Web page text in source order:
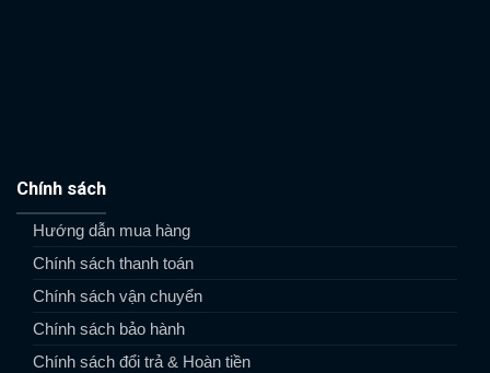
Chính sách
Hướng dẫn mua hàng
Chính sách thanh toán
Chính sách vận chuyển
Chính sách bảo hành
Chính sách đổi trả & Hoàn tiền